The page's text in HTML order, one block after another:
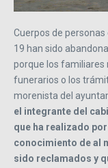
Cuerpos de personas
19 han sido
porque los familiares
funerarios o los
morenista del
el integrante del
que ha realizado
conocimiento de al
sido reclamados y